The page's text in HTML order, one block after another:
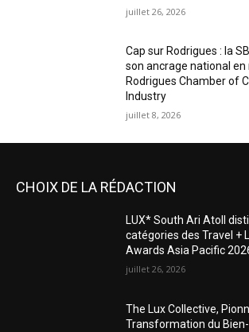
juillet 26, 2026
Cap sur Rodrigues : la
son ancrage national
Rodrigues Chamber of
Industry
juillet 8, 2026
CHOIX DE LA RÉDACTION
LUX* South Ari Atoll
catégories des Travel +
Awards Asia Pacific
juillet 26, 2026
The Lux Collective,
Transformation du